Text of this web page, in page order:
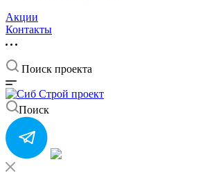
Акции
Контакты
Поиск проекта
Поиск